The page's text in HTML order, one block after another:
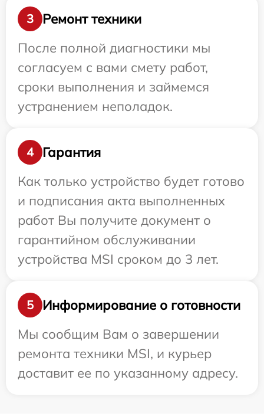
3
Ремонт техники
После полной диагностики мы
согласуем с вами смету работ,
сроки выполнения и займемся
устранением неполадок.
4
Гарантия
Как только устройство будет готово
и подписания акта выполненных
работ Вы получите документ о
гарантийном обслуживании
устройства MSI сроком до 3 лет.
5
Информирование о готовности
Мы сообщим Вам о завершении
ремонта техники MSI, и курьер
доставит ее по указанному адресу.